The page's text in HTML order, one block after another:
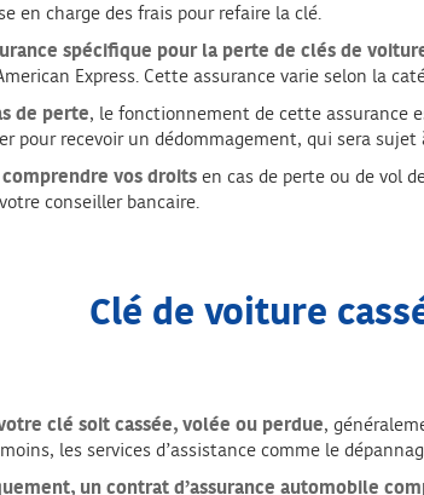
en charge des frais pour refaire la clé.
spécifique pour la perte de clés de
Express. Cette assurance varie selon la
de perte, le fonctionnement de cette assurance
pour recevoir un dédommagement, qui sera sujet
comprendre vos droits en cas de perte ou de vol
conseiller bancaire.
Clé de voiture
clé soit cassée, volée ou perdue,
les services d’assistance comme le
un contrat d’assurance automobile